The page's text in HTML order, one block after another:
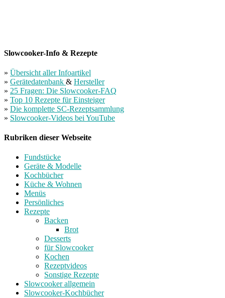
Slowcooker-Info & Rezepte
» Übersicht aller Infoartikel
» Gerätedatenbank & Hersteller
» 25 Fragen: Die Slowcooker-FAQ
» Top 10 Rezepte für Einsteiger
» Die komplette SC-Rezeptsammlung
» Slowcooker-Videos bei YouTube
Rubriken dieser Webseite
Fundstücke
Geräte & Modelle
Kochbücher
Küche & Wohnen
Menüs
Persönliches
Rezepte
Backen
Brot
Desserts
für Slowcooker
Kochen
Rezeptvideos
Sonstige Rezepte
Slowcooker allgemein
Slowcooker-Kochbücher